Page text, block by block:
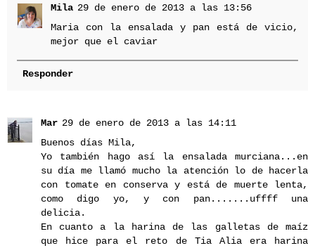
Mila 29 de enero de 2013 a las 13:56
Maria con la ensalada y pan está de vicio,
mejor que el caviar
Responder
Mar 29 de enero de 2013 a las 14:11
Buenos días Mila,
Yo también hago así la ensalada murciana...en
su día me llamó mucho la atención lo de hacerla
con tomate en conserva y está de muerte lenta,
como digo yo, y con pan.......uffff una
delicia.
En cuanto a la harina de las galletas de maíz
que hice para el reto de Tia Alia era harina